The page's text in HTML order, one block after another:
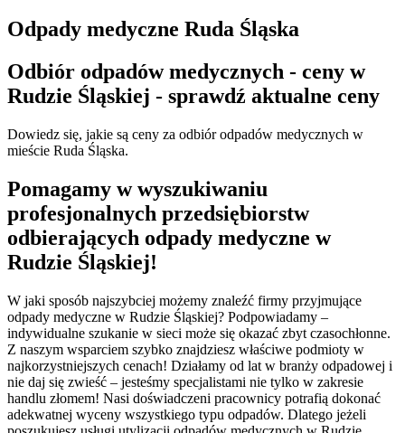
Odpady medyczne Ruda Śląska
Odbiór odpadów medycznych - ceny w
Rudzie Śląskiej - sprawdź aktualne ceny
Dowiedz się, jakie są ceny za odbiór odpadów medycznych w
mieście Ruda Śląska.
Pomagamy w wyszukiwaniu
profesjonalnych przedsiębiorstw
odbierających odpady medyczne w
Rudzie Śląskiej!
W jaki sposób najszybciej możemy znaleźć firmy przyjmujące
odpady medyczne w Rudzie Śląskiej? Podpowiadamy –
indywidualne szukanie w sieci może się okazać zbyt czasochłonne.
Z naszym wsparciem szybko znajdziesz właściwe podmioty w
najkorzystniejszych cenach! Działamy od lat w branży odpadowej i
nie daj się zwieść – jesteśmy specjalistami nie tylko w zakresie
handlu złomem! Nasi doświadczeni pracownicy potrafią dokonać
adekwatnej wyceny wszystkiego typu odpadów. Dlatego jeżeli